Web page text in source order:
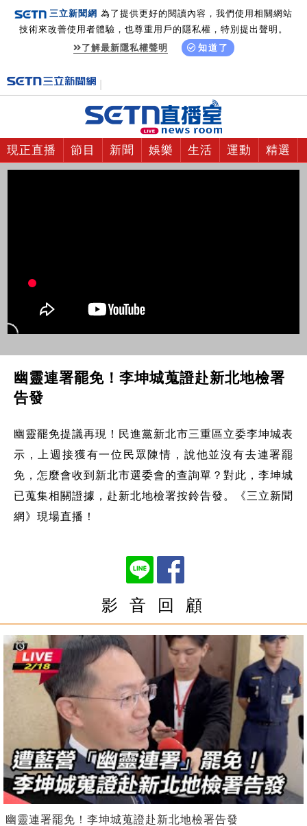
三立新聞網 為了提供更好的閱讀內容，我們使用相關網站
技術來改善使用者體驗，也尊重用戶的隱私權，特別提出聲明。
了解最新隱私權聲明
知道了
現正直播 節目 新聞 娛樂 生活 運動 精選
幽靈連署罷免！李坤城蒐證赴新北地檢署
告發
幽靈罷免提議再現！民進黨新北市三重區立委李坤城表
示，上週接獲有一位民眾陳情，說他並沒有去連署罷
免，怎麼會收到新北市選委會的查詢單？對此，李坤城
已蒐集相關證據，赴新北地檢署按鈴告發。《三立新聞
網》現場直播！
影 音 回 顧
幽靈連署罷免！李坤城蒐證赴新北地檢署告發